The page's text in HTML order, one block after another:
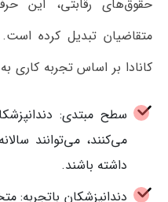
حقوق‌های رقابتی، این
متقاضیان تبدیل کرده
کانادا بر اساس تجربه کاری
سطح مبتدی:
داشته باشند.
دندانپزشکان باتجربه: